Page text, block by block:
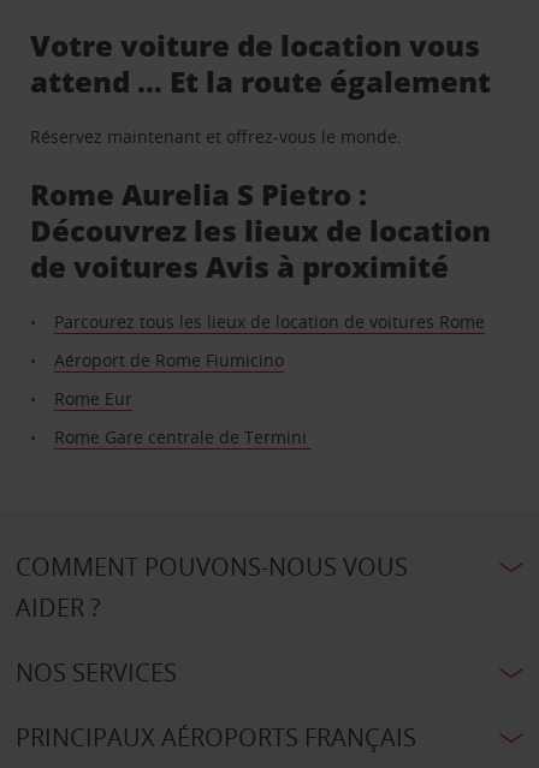
Votre voiture de location vous
attend … Et la route également
Réservez maintenant et offrez-vous le monde.
Rome Aurelia S Pietro :
Découvrez les lieux de location
de voitures Avis à proximité
Parcourez tous les lieux de location de voitures Rome
Aéroport de Rome Fiumicino
Rome Eur
Rome Gare centrale de Termini
COMMENT POUVONS-NOUS VOUS
AIDER ?
NOS SERVICES
PRINCIPAUX AÉROPORTS FRANÇAIS